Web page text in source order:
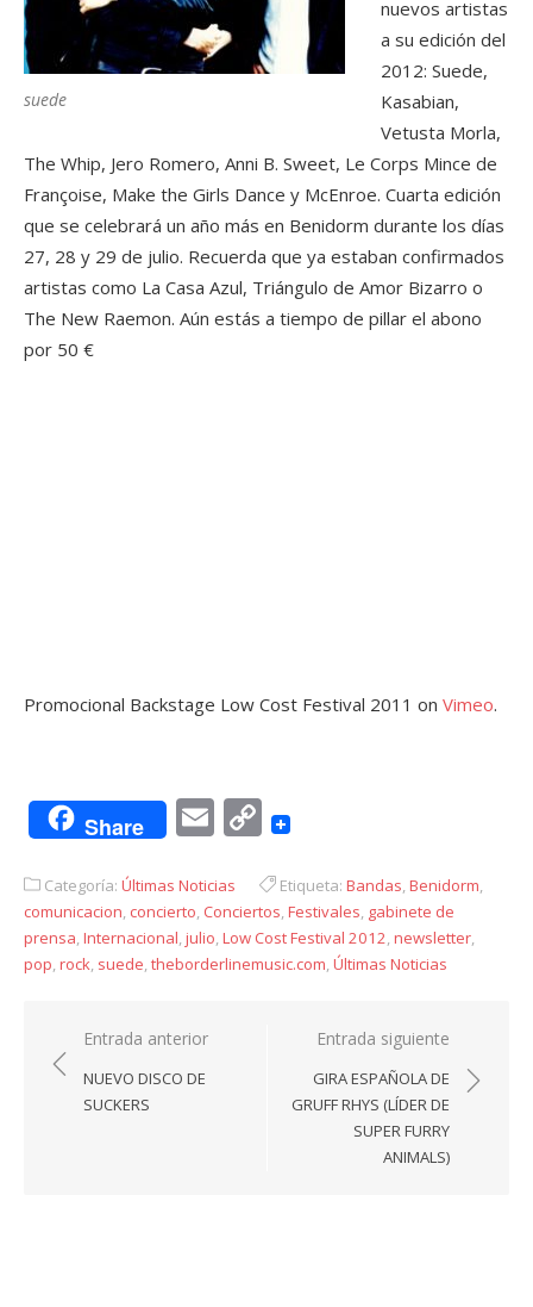
suede
nuevos artistas
a su edición del
2012: Suede,
Kasabian,
Vetusta Morla,
The Whip, Jero Romero, Anni B. Sweet, Le Corps Mince de
Françoise, Make the Girls Dance y McEnroe. Cuarta edición
que se celebrará un año más en Benidorm durante los días
27, 28 y 29 de julio. Recuerda que ya estaban confirmados
artistas como La Casa Azul, Triángulo de Amor Bizarro o
The New Raemon. Aún estás a tiempo de pillar el abono
por 50 €
Promocional Backstage Low Cost Festival 2011 on Vimeo.
Share EmailCopy
Categoría: Últimas Noticias Etiqueta: Bandas,Benidorm,
comunicacion, concierto, Conciertos,Festivales, gabinete de
prensa,Internacional,julio,Low Cost Festival 2012,newsletter,
pop,rock, suede,theborderlinemusic.com,Últimas Noticias
Navegación
de
entradas
Entrada anterior
NUEVO DISCO DE
SUCKERS
Entrada siguiente
GIRA ESPAÑOLA DE
GRUFF RHYS (LÍDER DE
SUPER FURRY
ANIMALS)